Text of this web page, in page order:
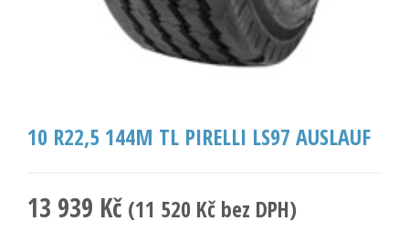
10 R22,5 144M TL PIRELLI LS97 AUSLAUF
13 939 Kč (11 520 Kč bez DPH)